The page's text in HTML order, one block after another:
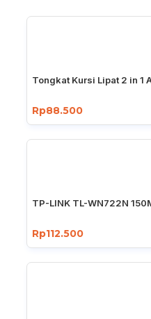
Tongkat Kursi Lipat 2 in 1
Rp88.500
TP-LINK TL-WN722N
Rp112.500